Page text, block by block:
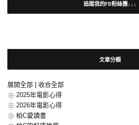
追蹤我的FB粉絲團↓↓↓
文章分類
展開全部
收合全部
2025年電影心得
2026年電影心得
柏C愛讀書